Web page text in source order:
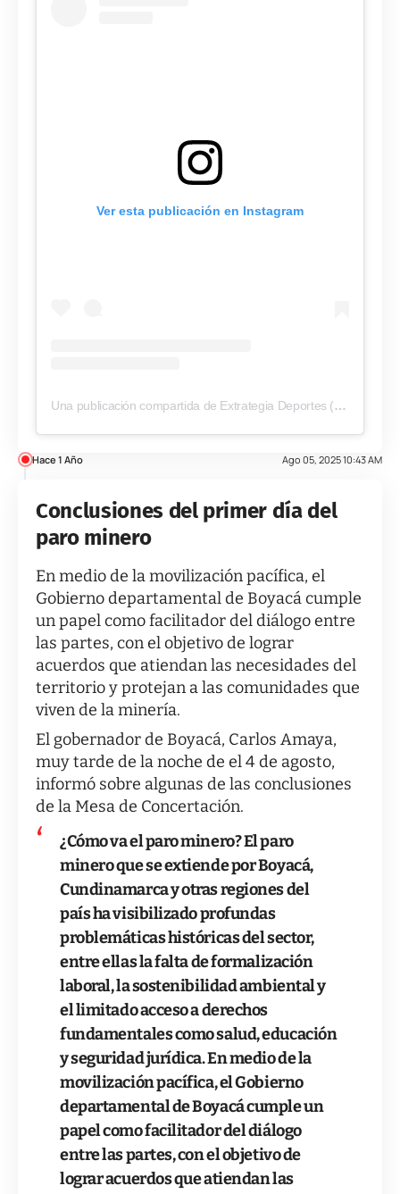
Ver esta publicación en Instagram
Una publicación compartida de Extrategia Deportes (@extrategiadeportes)
Hace 1 Año Ago 05, 2025 10:43 AM
Conclusiones del primer día del
paro minero
En medio de la movilización pacífica, el
Gobierno departamental de Boyacá cumple
un papel como facilitador del diálogo entre
las partes, con el objetivo de lograr
acuerdos que atiendan las necesidades del
territorio y protejan a las comunidades que
viven de la minería.
El gobernador de Boyacá, Carlos Amaya,
muy tarde de la noche de el 4 de agosto,
informó sobre algunas de las conclusiones
de la Mesa de Concertación.
¿Cómo va el paro minero? El paro
minero que se extiende por Boyacá,
Cundinamarca y otras regiones del
país ha visibilizado profundas
problemáticas históricas del sector,
entre ellas la falta de formalización
laboral, la sostenibilidad ambiental y
el limitado acceso a derechos
fundamentales como salud, educación
y seguridad jurídica. En medio de la
movilización pacífica, el Gobierno
departamental de Boyacá cumple un
papel como facilitador del diálogo
entre las partes, con el objetivo de
lograr acuerdos que atiendan las